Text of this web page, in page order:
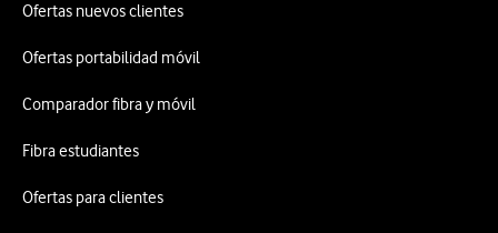
Ofertas nuevos clientes
Ofertas portabilidad móvil
Comparador fibra y móvil
Fibra estudiantes
Ofertas para clientes